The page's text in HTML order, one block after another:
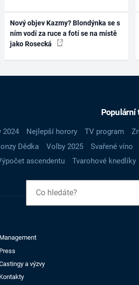
Nový objev Kazmy? Blondýnka se s
ním vodí za ruce a fotí se na místě
jako Rosecká
Populární
2024 Nejlepší horory TV program
Dědka Volby 2025 Svařené víno
ascendentu
Tvarohové knedlíky
Management
Press
a výzvy
Kontakty